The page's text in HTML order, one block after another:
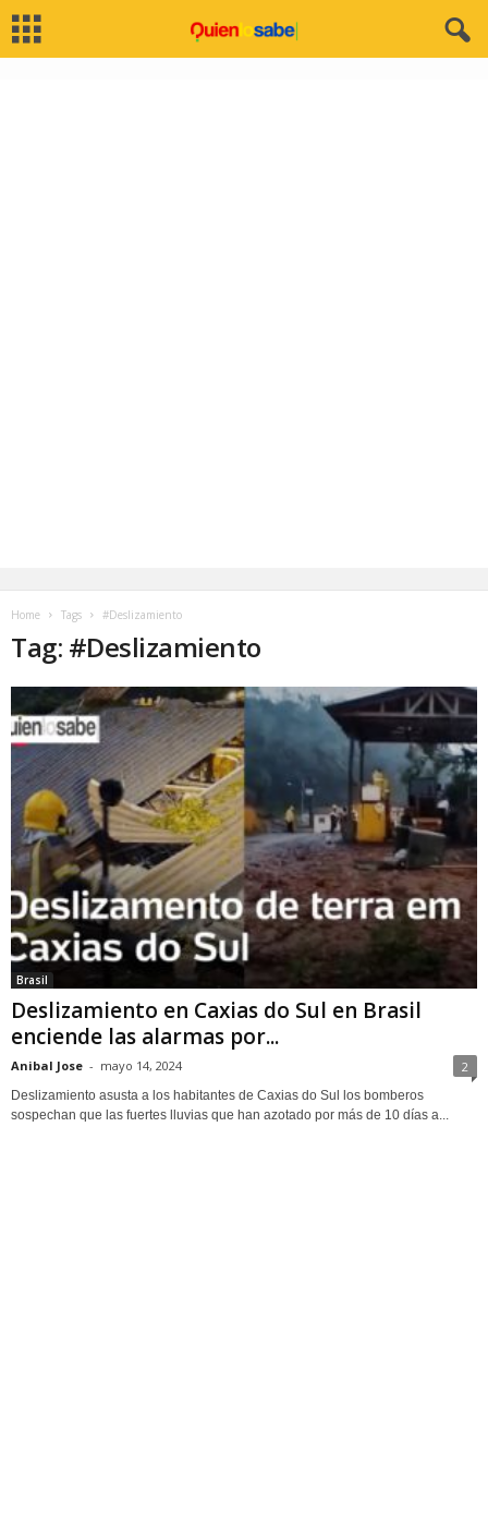
Home Tags #Deslizamiento
Tag: #Deslizamiento
Brasil
Deslizamiento en Caxias do Sul en Brasil
enciende las alarmas por...
Anibal Jose - mayo 14, 2024 2
Deslizamiento asusta a los habitantes de Caxias do Sul los bomberos
sospechan que las fuertes lluvias que han azotado por más de 10 días a...